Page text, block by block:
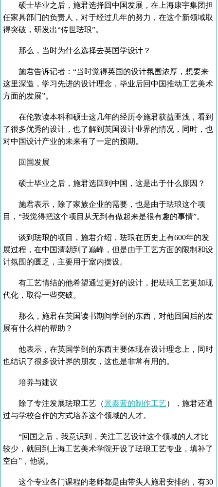
硕士毕业之后，施君选择回中国发展，在上海康宇集团担
任家具部门的负责人，对于经过几年的努力，在这个新领域取
得突破，研发出“传世珐琅”。
那么，当时为什么选择去英国学设计？
施君告诉记者：“当时觉得英国的设计氛围浓厚，想要来
这里深造，学习先进的设计理念，毕业后回中国推动工艺美术
方面的发展”。
在伦敦读本科和硕士这几年的经历令施君获益匪浅，看到
了很多优秀的设计，也了解到英国设计业界的情况，同时，也
对中国设计产业的未来有了一定的预期。
回国发展
硕士毕业之后，施君选回到中国，这是出于什么原因？
施君表示，除了家族企业的需要，也是由于珐琅这个项
目，“我觉得把这个项目从无到有做起来是很有趣的事情”。
谈到珐琅的项目，施君介绍，珐琅在历史上有600年的发
展过程，在中国清朝到了巅峰，但是由于工艺方面的限制和设
计氛围的匮乏，主要用于室内摆设。
有工艺情结的他希望通过更好的设计，把珐琅工艺更加现
代化，取得一些突破。
那么，施君在英国读书期间学到的东西，对他回国后的发
展有什么样的帮助？
他表示，在英国学到的东西主要体现在设计理念上，同时
也结识了很多设计界的朋友，这也是非常有用的。
培养与建议
除了专注发展珐琅工艺（景泰蓝的制作工艺），施君还通
过与学校合作的方式培养这个领域的人才。
“回国之后，我意识到，关注工艺设计这个领域的人才比
较少，就回到上海工艺美术学院开设了珐琅工艺专业，填补了
空白”，他说。
这个专业各门课程的老师都是由带头人施君安排的，有30